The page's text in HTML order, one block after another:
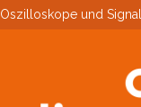
Oszilloskope und